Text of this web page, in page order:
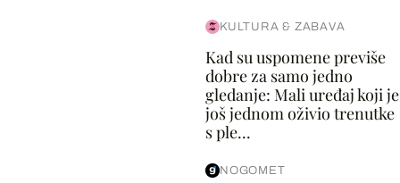
KULTURA & ZABAVA
Kad su uspomene previše
dobre za samo jedno
gledanje: Mali uređaj koji je
još jednom oživio trenutke
s ple...
NOGOMET